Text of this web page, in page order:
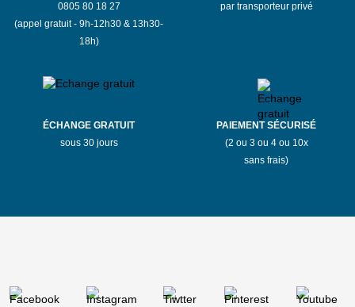
0805 80 18 27
(appel gratuit - 9h-12h30 & 13h30-
18h)
par transporteur privé
ÉCHANGE GRATUIT
sous 30 jours
PAIEMENT SÉCURISÉ
(2 ou 3 ou 4 ou 10x
sans frais)